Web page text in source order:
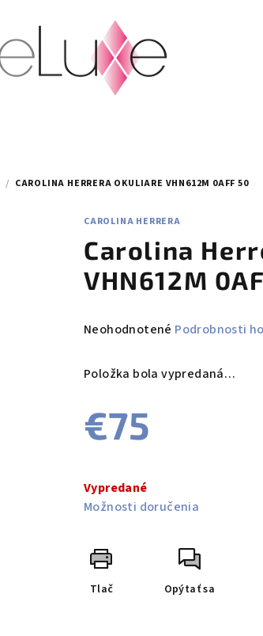
/ CAROLINA HERRERA OKULIARE VHN612M 0AFF 50
CAROLINA HERRERA
Carolina
VHN612M
Priemerné
produktu
z
Neohodnotené Podrobnosti
Položka bola vypredaná…
€75
cena:
Vypredané
Možnosti doručenia
Tlač Opýtať sa